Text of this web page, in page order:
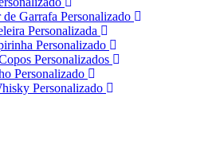
Garrafa Personalizado
Personalizada
Personalizado
Personalizados
Personalizado
Personalizado